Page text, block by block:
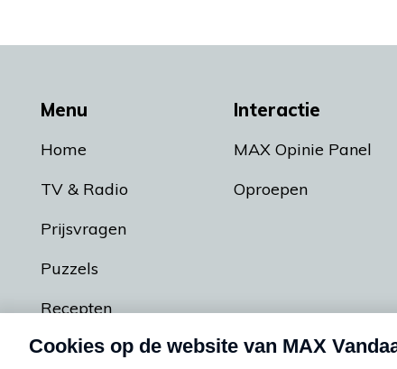
Menu
Home
TV & Radio
Prijsvragen
Puzzels
Recepten
Podcasts
Interactie
MAX Opinie Panel
Oproepen